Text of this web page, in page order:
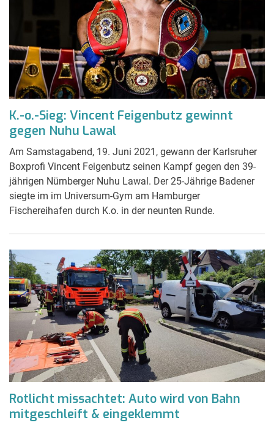
K.-o.-Sieg: Vincent Feigenbutz gewinnt
gegen Nuhu Lawal
Am Samstagabend, 19. Juni 2021, gewann der Karlsruher
Boxprofi Vincent Feigenbutz seinen Kampf gegen den 39-
jährigen Nürnberger Nuhu Lawal. Der 25-Jährige Badener
siegte im im Universum-Gym am Hamburger
Fischereihafen durch K.o. in der neunten Runde.
Rotlicht missachtet: Auto wird von Bahn
mitgeschleift & eingeklemmt